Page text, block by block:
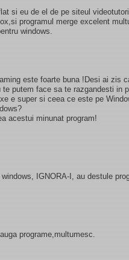
si eu de el de pe siteul
programul merge excelent
windows.
este foarte buna !Desi ai zis
te putem face sa te razgandesti in
e super si ceea ce este pe
acestui minunat program!
IGNORA-I, au destule
programe,multumesc.